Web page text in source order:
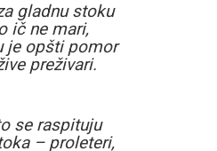
gladnu stoku
ič ne mari,
je opšti pomor
preživari.
se raspituju
– proleteri,